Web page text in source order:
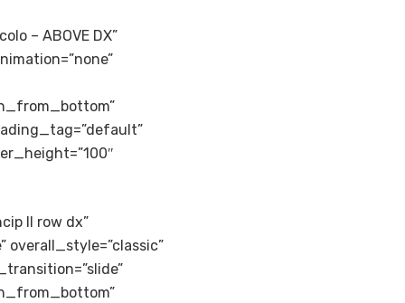
– ABOVE DX”
II row dx”
overall_style=”classic”